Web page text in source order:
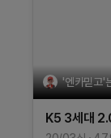
'엔카믿고'
K5 3세대